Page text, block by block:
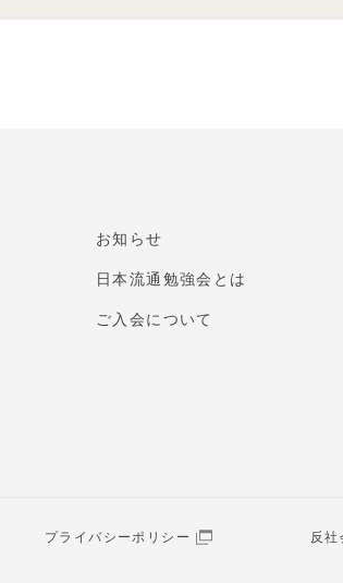
お知らせ
日本流通勉強会とは
ご入会について
プライバシーポリシー 反社